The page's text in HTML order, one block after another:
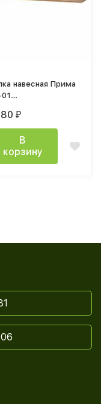
навесная Прима
₽
В
корзину